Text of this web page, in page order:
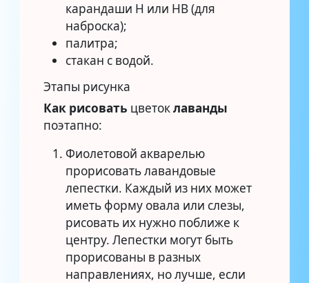
карандаши H или HB (для
наброска);
палитра;
стакан с водой.
Этапы рисунка
Как рисовать цветоклаванды
поэтапно:
Фиолетовой акварелью
прорисовать лавандовые
лепестки. Каждый из них может
иметь форму овала или слезы,
рисовать их нужно поближе к
центру. Лепестки могут быть
прорисованы в разных
направлениях, но лучше, если